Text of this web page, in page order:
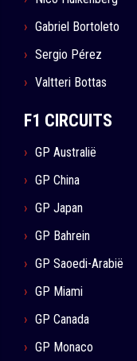
Gabriel Bortoleto
Sergio Pérez
Valtteri Bottas
F1 CIRCUITS
GP Australië
GP China
GP Japan
GP Bahrein
GP Saoedi-Arabië
GP Miami
GP Canada
GP Monaco